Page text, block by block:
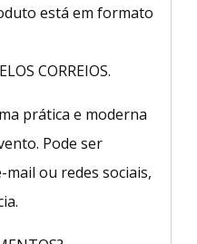
está em formato
CORREIOS.
prática e moderna
Pode ser
ou redes sociais,